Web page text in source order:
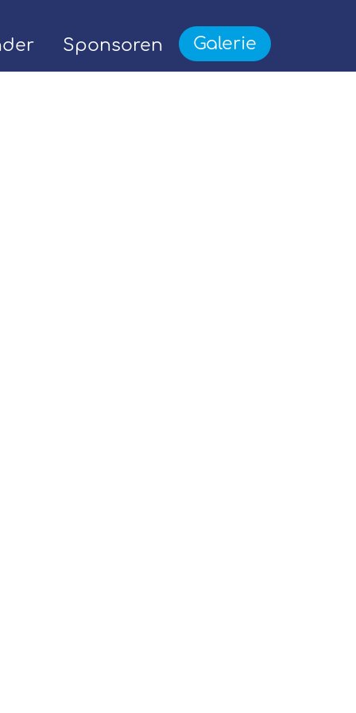
Sponsoren Galerie